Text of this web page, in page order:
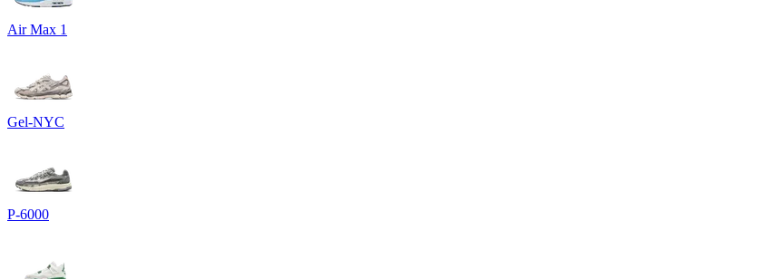
Air Max 1
Gel-NYC
P-6000